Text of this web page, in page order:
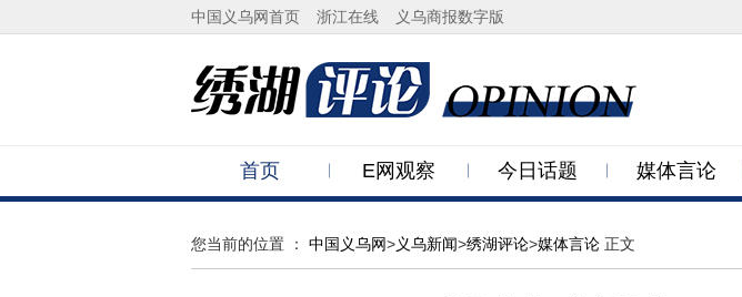
中国义乌网首页 浙江在线 义乌商报数字版
首页 E网观察 今日话题 媒体言论
您当前的位置 ： 中国义乌网>义乌新闻>绣湖评论>媒体言论 正文